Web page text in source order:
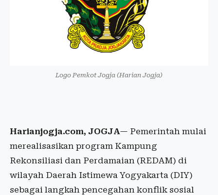
Logo Pemkot Jogja (Harian Jogja)
Harianjogja.com, JOGJA— Pemerintah mulai
merealisasikan program Kampung
Rekonsiliasi dan Perdamaian (REDAM) di
wilayah Daerah Istimewa Yogyakarta (DIY)
sebagai langkah pencegahan konflik sosial